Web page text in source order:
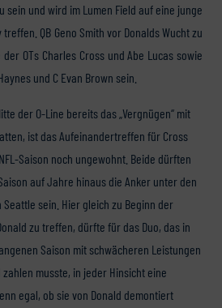
und wird im Lumen Field auf eine junge
QB Geno Smith vor Donalds Wucht zu
OTs Charles Cross und Abe Lucas sowie
und C Evan Brown sein.
der O-Line bereits das „Vergnügen“ mit
ist das Aufeinandertreffen für Cross
Saison noch ungewohnt. Beide dürften
auf Jahre hinaus die Anker unter den
sein. Hier gleich zu Beginn der
zu treffen, dürfte für das Duo, das in
Saison mit schwächeren Leistungen
musste, in jeder Hinsicht eine
egal, ob sie von Donald demontiert